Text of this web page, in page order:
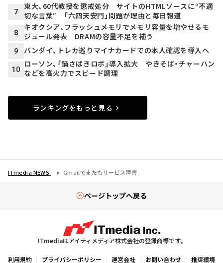
7
東大、60代教授を懲戒処分 サイトのHTMLソースに“不適
切な言葉” 「六四天安門」問題が理由と毎日報道
8
キオクシア、フラッシュメモリでメモリ容量を増やせるモ
ジュール発表 DRAMの容量不足を補う
9 バンダイ、トレカ巡りマイナカードでの本人確認を導入へ
10
ローソン、「鍋さばきロボ」導入拡大 やきそば・チャーハン
などを高火力でスピード調理
ランキングをもっと見る
ITmedia NEWS Gmailでまたもサービス障害
ページトップへ戻る
ITmediaはアイティメディア株式会社の登録商標です。
利用規約 プライバシーポリシー 運営会社 お問い合わせ 推奨環境